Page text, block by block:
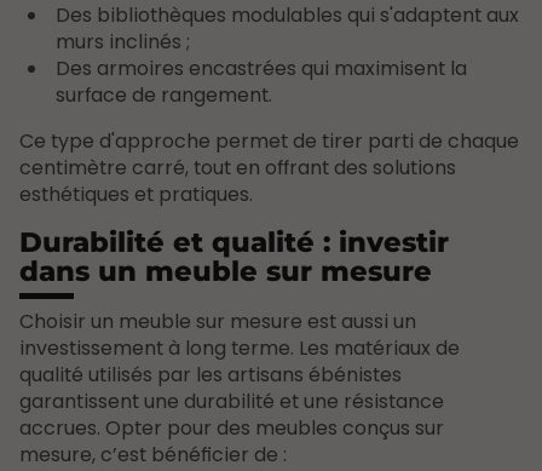
Des bibliothèques modulables qui s'adaptent aux
murs inclinés ;
Des armoires encastrées qui maximisent la
surface de rangement.
Ce type d'approche permet de tirer parti de chaque
centimètre carré, tout en offrant des solutions
esthétiques et pratiques.
Durabilité et qualité : investir
dans un meuble sur mesure
Choisir un meuble sur mesure est aussi un
investissement à long terme. Les matériaux de
qualité utilisés par les artisans ébénistes
garantissent une durabilité et une résistance
accrues. Opter pour des meubles conçus sur
mesure, c’est bénéficier de :